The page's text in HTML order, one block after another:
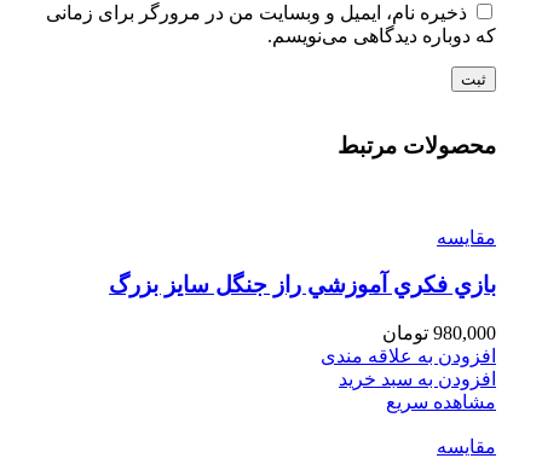
ذخیره نام، ایمیل و وبسایت من در مرورگر برای زمانی
که دوباره دیدگاهی می‌نویسم.
محصولات مرتبط
مقایسه
بازي فكري آموزشي راز جنگل سايز بزرگ
980,000 تومان
افزودن به علاقه مندی
افزودن به سبد خرید
مشاهده سریع
مقایسه